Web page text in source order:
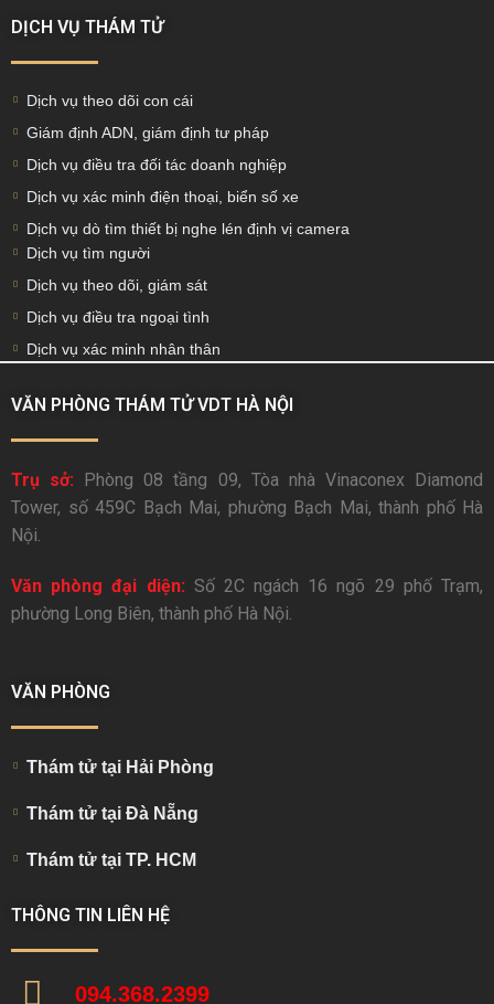
DỊCH VỤ THÁM TỬ
Dịch vụ theo dõi con cái
Giám định ADN, giám định tư pháp
Dịch vụ điều tra đối tác doanh nghiệp
Dịch vụ xác minh điện thoại, biển số xe
Dịch vụ dò tìm thiết bị nghe lén định vị camera
Dịch vụ tìm người
Dịch vụ theo dõi, giám sát
Dịch vụ điều tra ngoại tình
Dịch vụ xác minh nhân thân
VĂN PHÒNG THÁM TỬ VDT HÀ NỘI
Trụ sở: Phòng 08 tầng 09, Tòa nhà Vinaconex Diamond
Tower, số 459C Bạch Mai, phường Bạch Mai, thành phố Hà
Nội.
Văn phòng đại diện: Số 2C ngách 16 ngõ 29 phố Trạm,
phường Long Biên, thành phố Hà Nội.
VĂN PHÒNG
Thám tử tại Hải Phòng
Thám tử tại Đà Nẵng
Thám tử tại TP. HCM
THÔNG TIN LIÊN HỆ
094.368.2399